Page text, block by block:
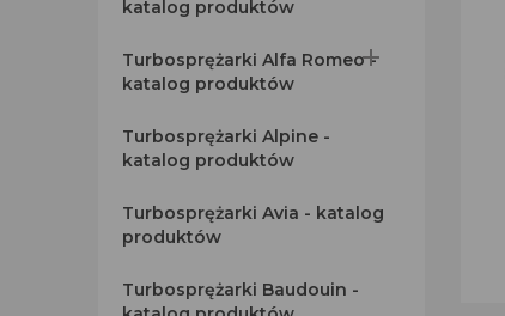
katalog produktów
Turbosprężarki Alfa Romeo -
katalog produktów

Turbosprężarki Alpine -
katalog produktów
Turbosprężarki Avia - katalog
produktów
Turbosprężarki Baudouin -